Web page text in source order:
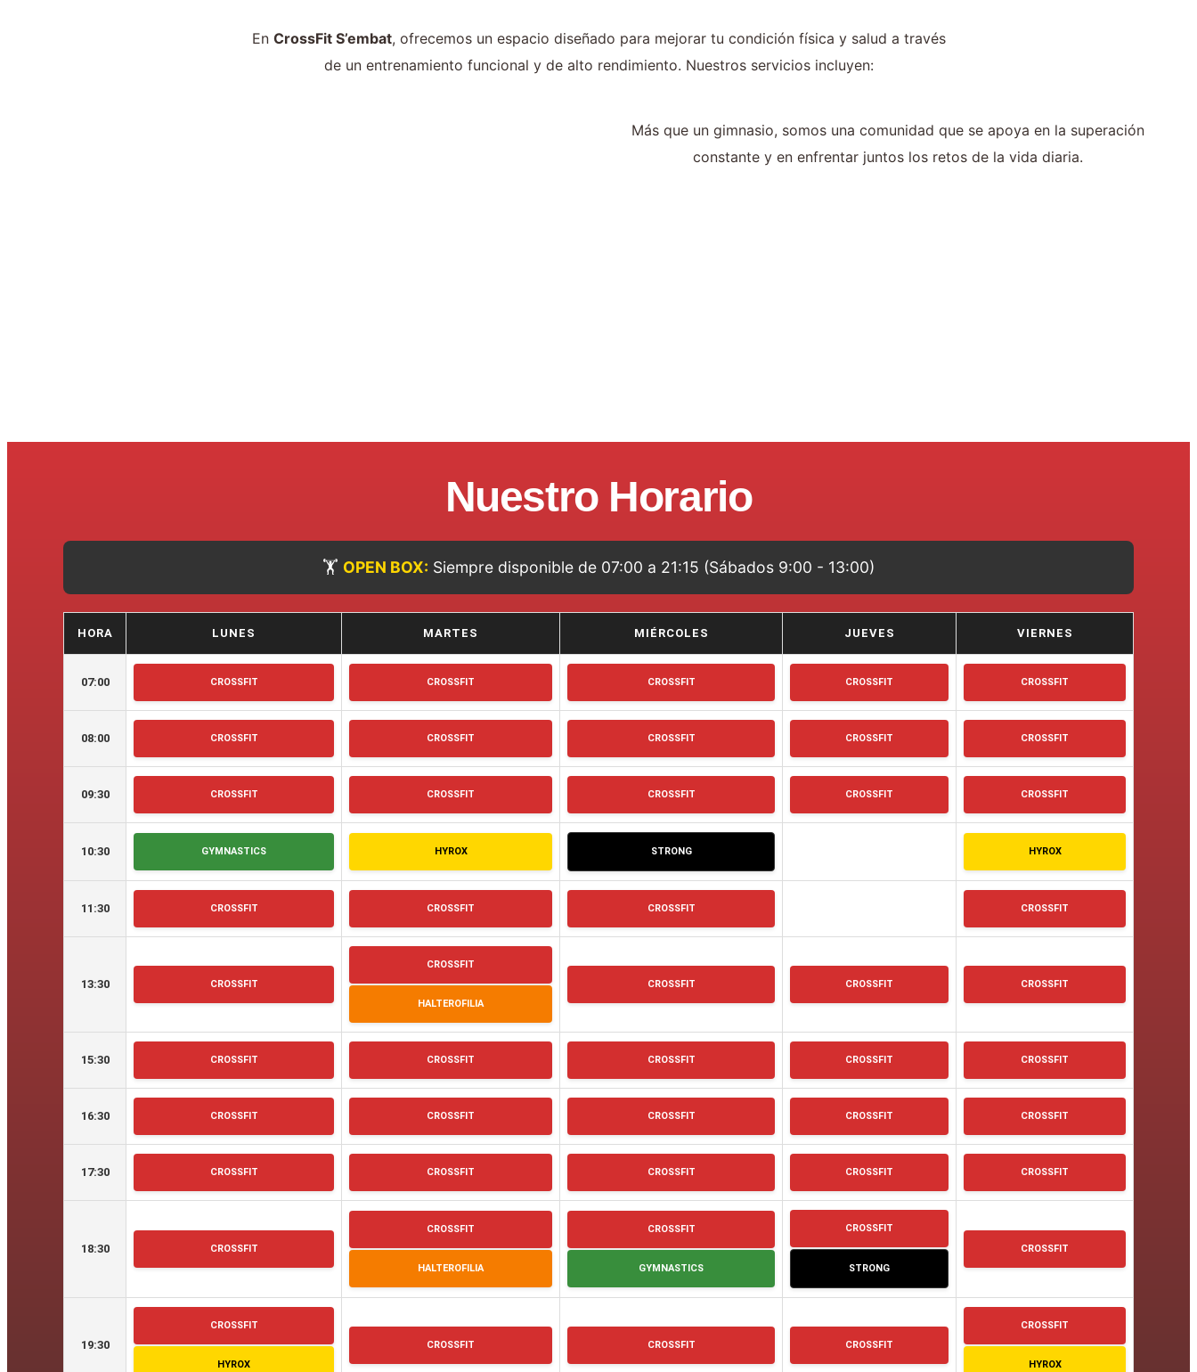
En CrossFit S’embat, ofrecemos un espacio diseñado para mejorar tu condición física y salud a través
de un entrenamiento funcional y de alto rendimiento. Nuestros servicios incluyen:
Más que un gimnasio, somos una comunidad que se apoya en la superación
constante y en enfrentar juntos los retos de la vida diaria.
Nuestro Horario
🏋️ OPEN BOX: Siempre disponible de 07:00 a 21:15 (Sábados 9:00 - 13:00)
HORA LUNES MARTES MIÉRCOLES JUEVES VIERNES
07:00 CROSSFIT CROSSFIT CROSSFIT CROSSFIT CROSSFIT
08:00 CROSSFIT CROSSFIT CROSSFIT CROSSFIT CROSSFIT
09:30 CROSSFIT CROSSFIT CROSSFIT CROSSFIT CROSSFIT
10:30 GYMNASTICS HYROX STRONG HYROX
11:30 CROSSFIT CROSSFIT CROSSFIT CROSSFIT
13:30 CROSSFIT
CROSSFIT
HALTEROFILIA
CROSSFIT CROSSFIT CROSSFIT
15:30 CROSSFIT CROSSFIT CROSSFIT CROSSFIT CROSSFIT
16:30 CROSSFIT CROSSFIT CROSSFIT CROSSFIT CROSSFIT
17:30 CROSSFIT CROSSFIT CROSSFIT CROSSFIT CROSSFIT
18:30 CROSSFIT
CROSSFIT
HALTEROFILIA
CROSSFIT
GYMNASTICS
CROSSFIT
STRONG
CROSSFIT
19:30
CROSSFIT
HYROX
CROSSFIT CROSSFIT CROSSFIT
CROSSFIT
HYROX